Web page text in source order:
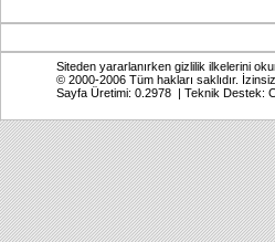
Siteden yararlanırken gizlilik ilkelerini
© 2000-2006 Tüm hakları saklıdır.
Sayfa Üretimi: 0.2978 | Teknik Destek: